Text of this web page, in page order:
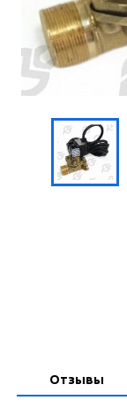
Отзывы